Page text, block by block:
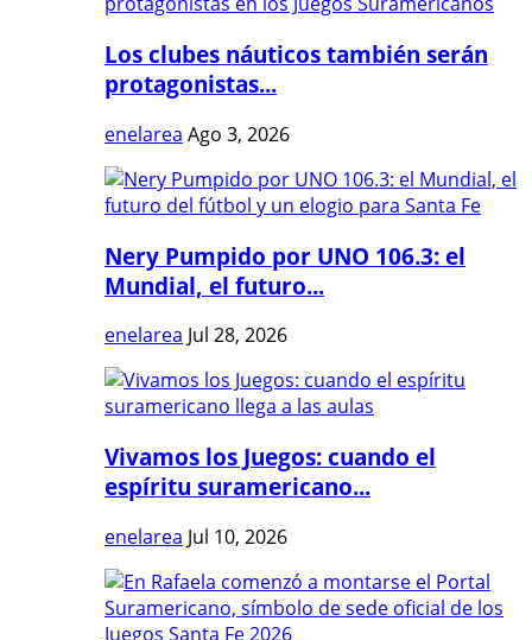
Los clubes náuticos también serán
protagonistas...
enelarea Ago 3, 2026
Nery Pumpido por UNO 106.3: el
Mundial, el futuro...
enelarea Jul 28, 2026
Vivamos los Juegos: cuando el
espíritu suramericano...
enelarea Jul 10, 2026